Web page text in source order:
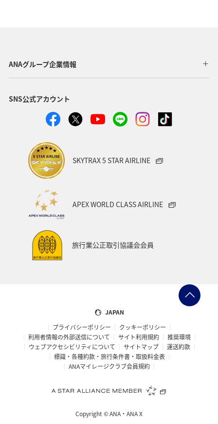
ANAグループ企業情報
SNS公式アカウント
SKYTRAX 5 STAR AIRLINE
APEX WORLD CLASS AIRLINE
旅行業公正取引協議会会員
JAPAN
プライバシーポリシー
クッキーポリシー
利用者情報の外部送信について
サイト利用規約
推奨環境
ウェブアクセシビリティについて
サイトマップ
運送約款
標識・各種約款・旅行条件書・取扱料金表
ANAマイレージクラブ会員規約
Copyright ©ANA・ANA X